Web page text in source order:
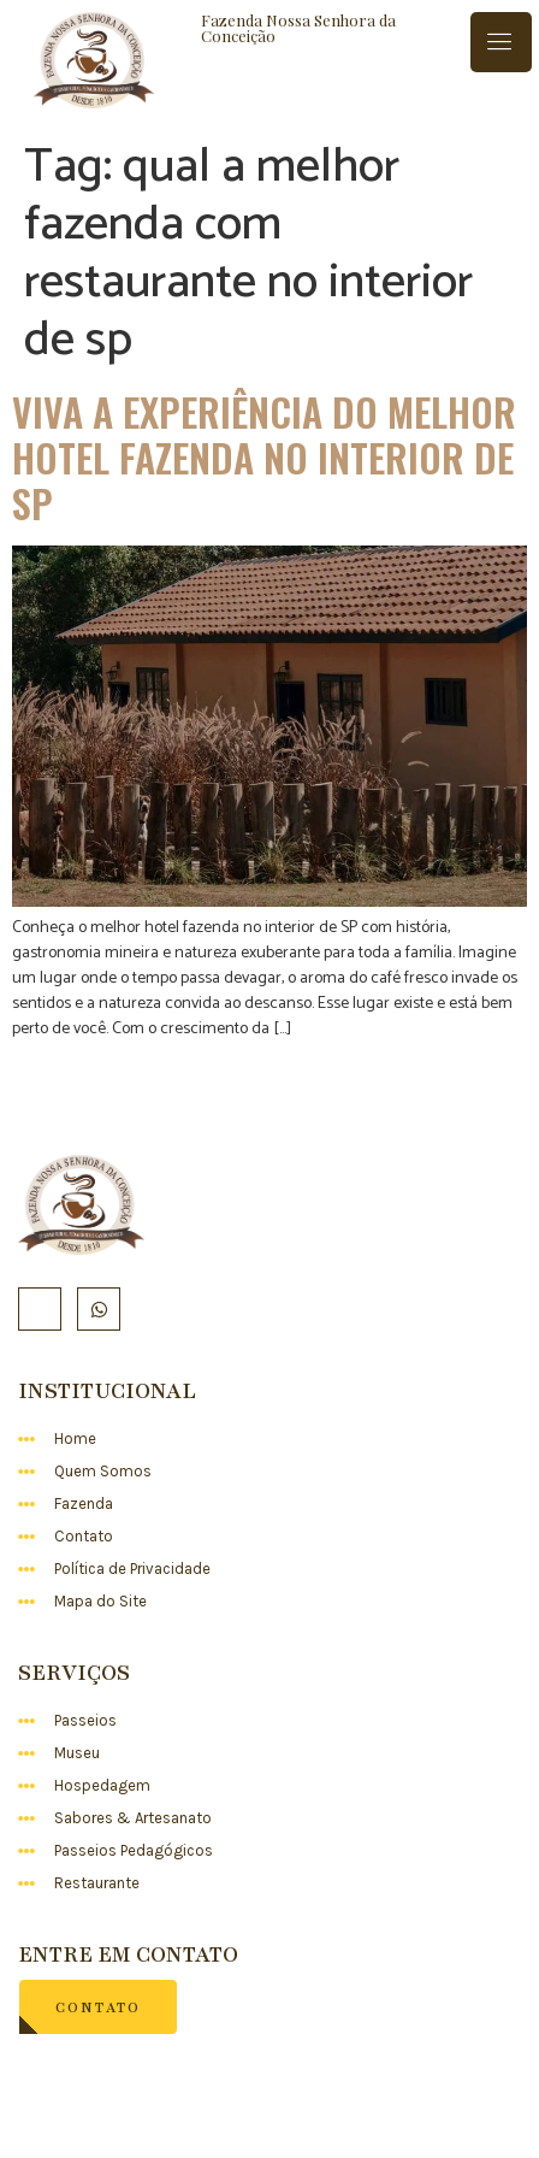
Fazenda Nossa Senhora da
Conceição
BLOG CONTATO
Tag:qual a melhor
fazenda com
restaurante no interior
de sp
VIVA A EXPERIÊNCIA DO MELHOR
HOTEL FAZENDA NO INTERIOR DE
SP
Conheça o melhor hotel fazenda no interior de SP com história,
gastronomia mineira e natureza exuberante para toda a família. Imagine
um lugar onde o tempo passa devagar, o aroma do café fresco invade os
sentidos e a natureza convida ao descanso. Esse lugar existe e está bem
perto de você. Com o crescimento da […]
INSTITUCIONAL
Home
Quem Somos
Fazenda
Contato
Política de Privacidade
Mapa do Site
SERVIÇOS
Passeios
Museu
Hospedagem
Sabores & Artesanato
Passeios Pedagógicos
Restaurante
ENTRE EM CONTATO
CONTATO